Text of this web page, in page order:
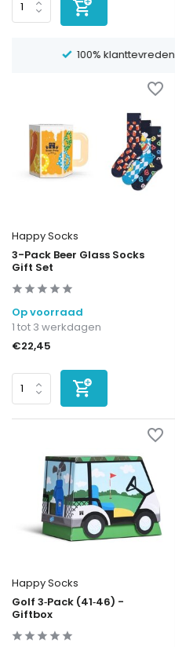
1-3
Happy Socks
3-Pack Beer Glass Socks
Gift Set
Op voorraad
1 tot 3 werkdagen
€22,45
Happy Socks
Golf 3‑Pack (41‑46) -
Giftbox